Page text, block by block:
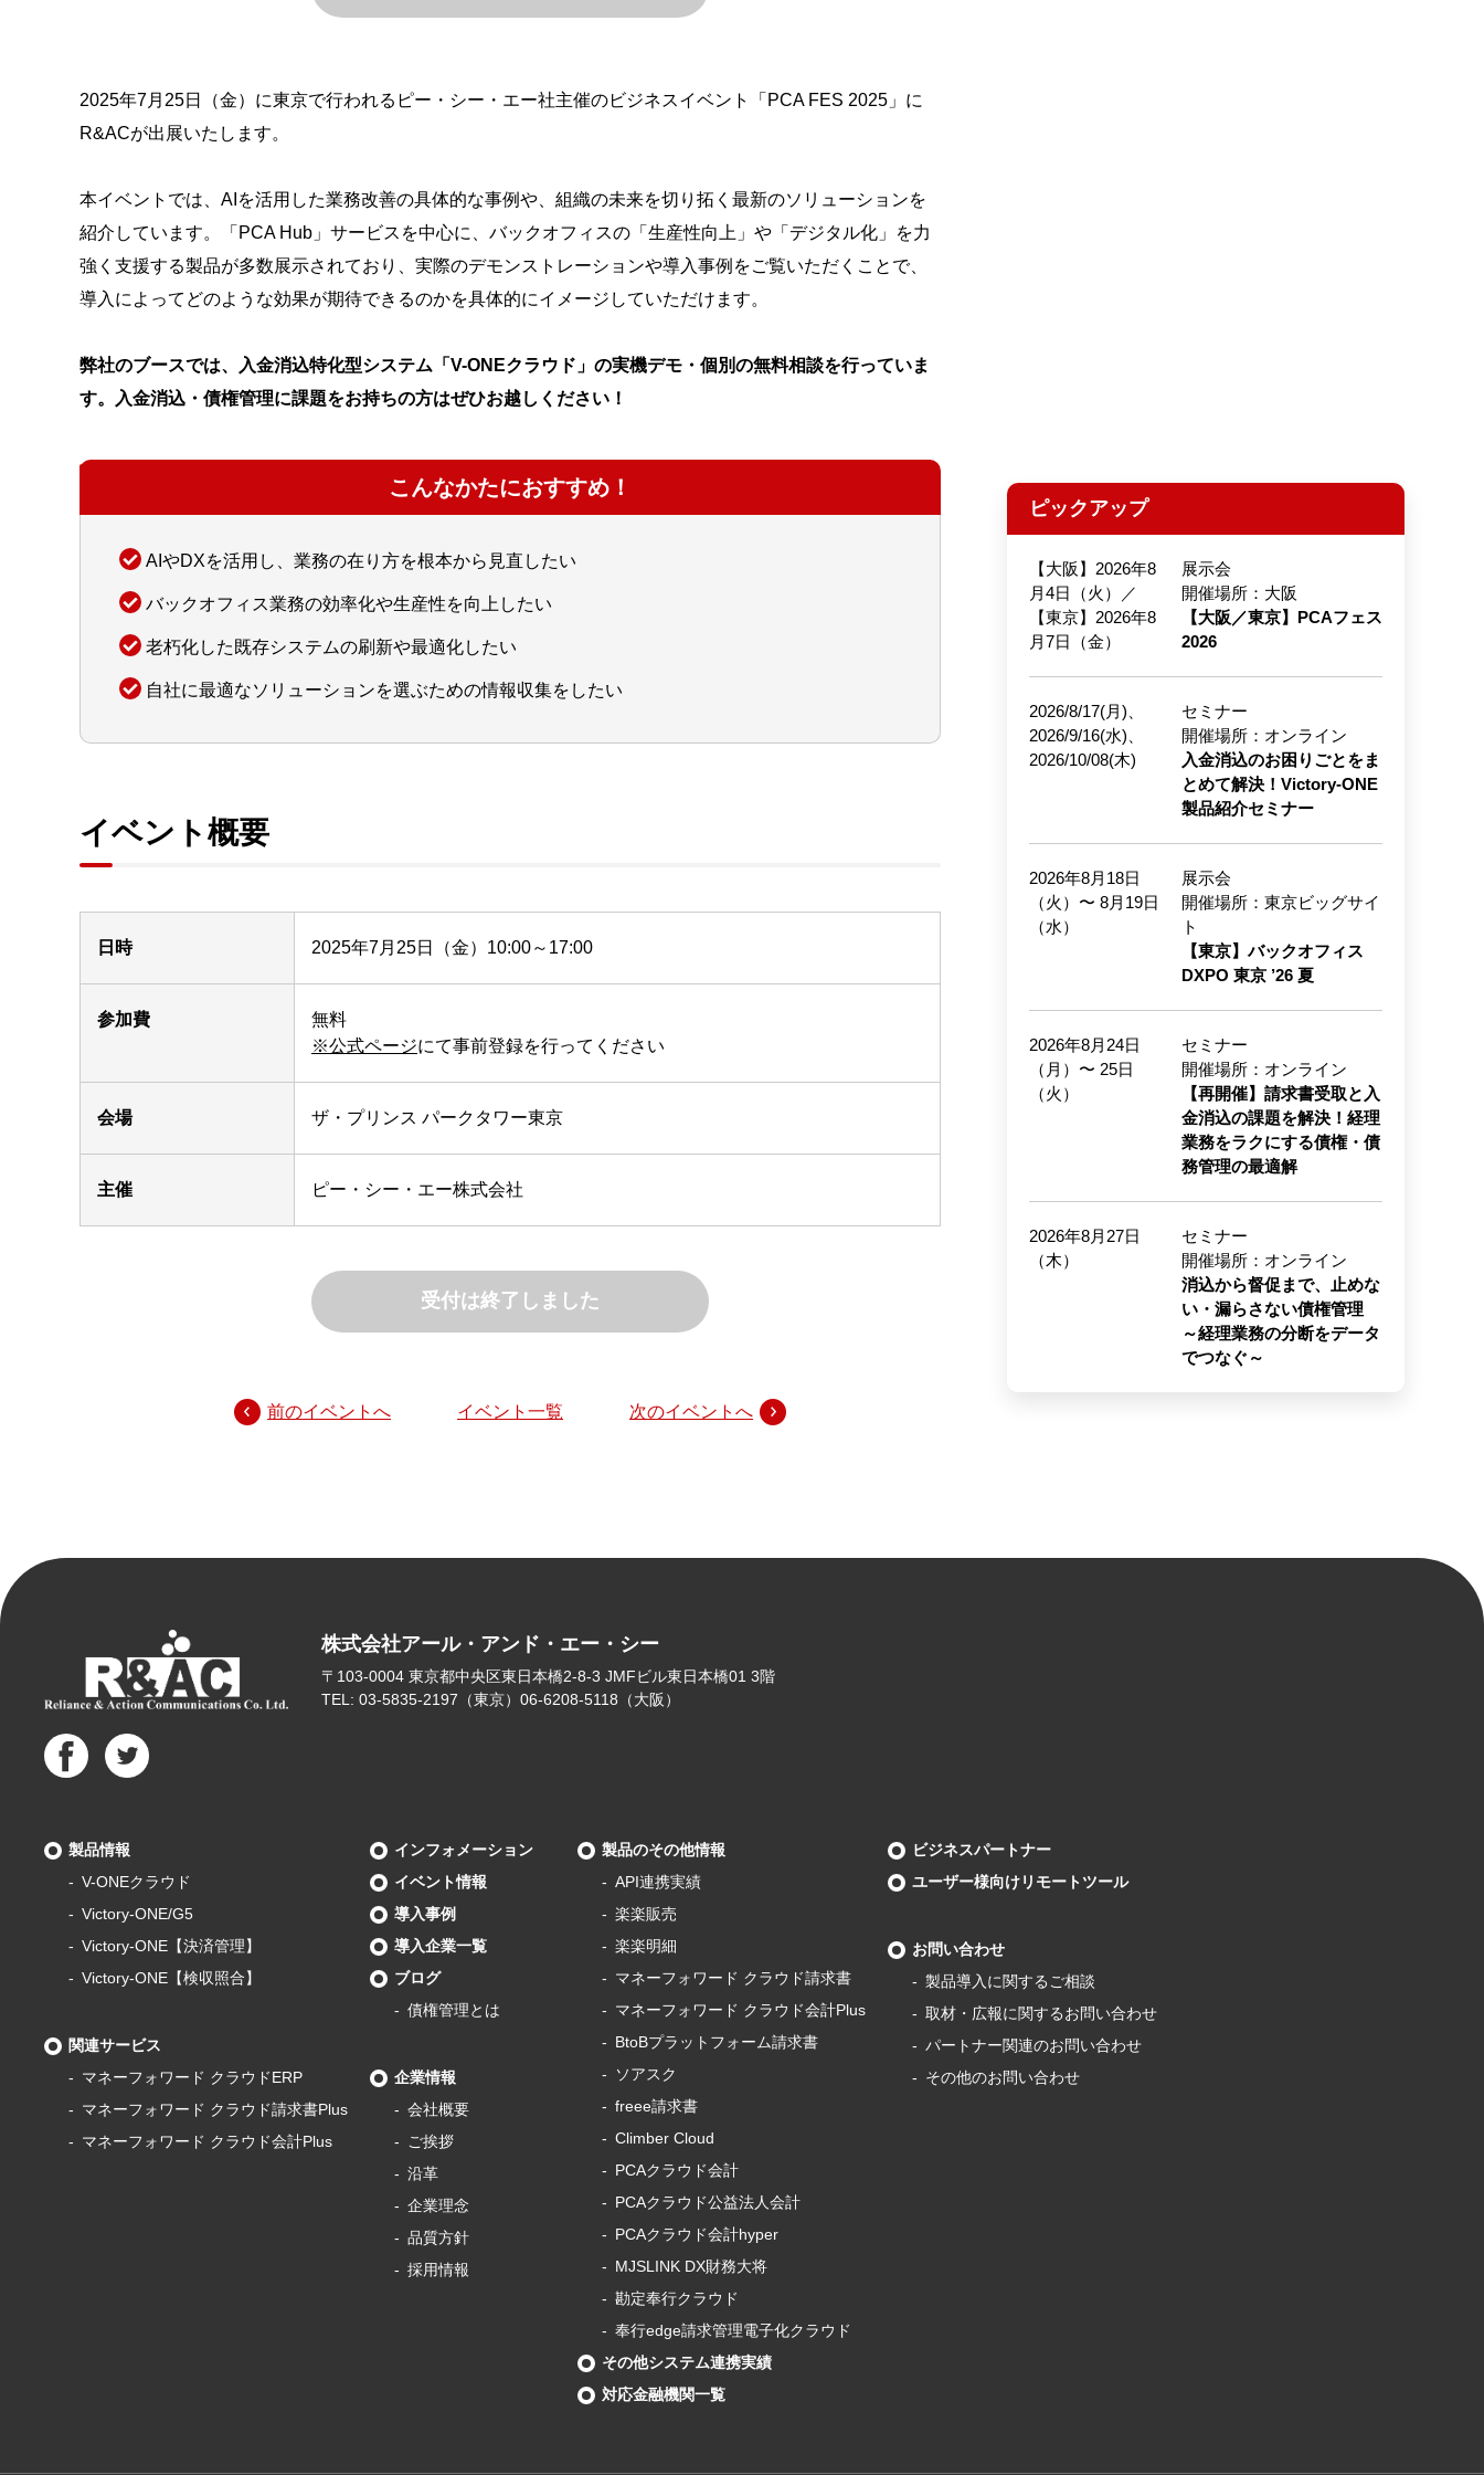
2025年7月25日（金）に東京で行われるピー・シー・エー社主催のビジネスイベント「PCA FES 2025」に
R&ACが出展いたします。
本イベントでは、AIを活用した業務改善の具体的な事例や、組織の未来を切り拓く最新のソリューションを
紹介しています。「PCA Hub」サービスを中心に、バックオフィスの「生産性向上」や「デジタル化」を力
強く支援する製品が多数展示されており、実際のデモンストレーションや導入事例をご覧いただくことで、
導入によってどのような効果が期待できるのかを具体的にイメージしていただけます。
弊社のブースでは、入金消込特化型システム「V-ONEクラウド」の実機デモ・個別の無料相談を行っていま
す。入金消込・債権管理に課題をお持ちの方はぜひお越しください！
こんなかたにおすすめ！
AIやDXを活用し、業務の在り方を根本から見直したい
バックオフィス業務の効率化や生産性を向上したい
老朽化した既存システムの刷新や最適化したい
自社に最適なソリューションを選ぶための情報収集をしたい
イベント概要
日時 2025年7月25日（金）10:00～17:00
参加費
無料
※公式ページにて事前登録を行ってください
会場 ザ・プリンス パークタワー東京
主催 ピー・シー・エー株式会社
受付は終了しました
前のイベントへ イベント一覧 次のイベントへ
ピックアップ
【大阪】2026年8
月4日（火）／
【東京】2026年8
月7日（金）
展示会
開催場所：大阪
【大阪／東京】PCAフェス
2026
2026/8/17(月)、
2026/9/16(水)、
2026/10/08(木)
セミナー
開催場所：オンライン
入金消込のお困りごとをま
とめて解決！Victory-ONE
製品紹介セミナー
2026年8月18日
（火）〜 8月19日
（水）
展示会
開催場所：東京ビッグサイ
ト
【東京】バックオフィス
DXPO 東京 ’26 夏
2026年8月24日
（月）〜 25日
（火）
セミナー
開催場所：オンライン
【再開催】請求書受取と入
金消込の課題を解決！経理
業務をラクにする債権・債
務管理の最適解
2026年8月27日
（木）
セミナー
開催場所：オンライン
消込から督促まで、止めな
い・漏らさない債権管理
～経理業務の分断をデータ
でつなぐ～
株式会社アール・アンド・エー・シー
〒103-0004 東京都中央区東日本橋2-8-3 JMFビル東日本橋01 3階
TEL: 03-5835-2197（東京）06-6208-5118（大阪）
製品情報
V-ONEクラウド
Victory-ONE/G5
Victory-ONE【決済管理】
Victory-ONE【検収照合】
関連サービス
マネーフォワード クラウドERP
マネーフォワード クラウド請求書Plus
マネーフォワード クラウド会計Plus
インフォメーション
イベント情報
導入事例
導入企業一覧
ブログ
債権管理とは
企業情報
会社概要
ご挨拶
沿革
企業理念
品質方針
採用情報
製品のその他情報
API連携実績
楽楽販売
楽楽明細
マネーフォワード クラウド請求書
マネーフォワード クラウド会計Plus
BtoBプラットフォーム請求書
ソアスク
freee請求書
Climber Cloud
PCAクラウド会計
PCAクラウド公益法人会計
PCAクラウド会計hyper
MJSLINK DX財務大将
勘定奉行クラウド
奉行edge請求管理電子化クラウド
その他システム連携実績
対応金融機関一覧
ビジネスパートナー
ユーザー様向けリモートツール
お問い合わせ
製品導⼊に関するご相談
取材・広報に関するお問い合わせ
パートナー関連のお問い合わせ
その他のお問い合わせ